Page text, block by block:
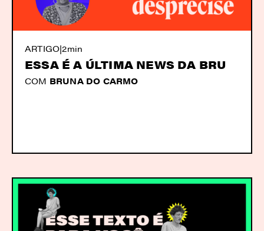
ARTIGO|2min
ESSA É A ÚLTIMA NEWS DA BRU
COM BRUNA DO CARMO